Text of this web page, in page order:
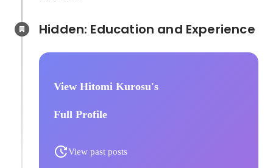
View Hitomi Kurosu's
Full Profile
View past posts